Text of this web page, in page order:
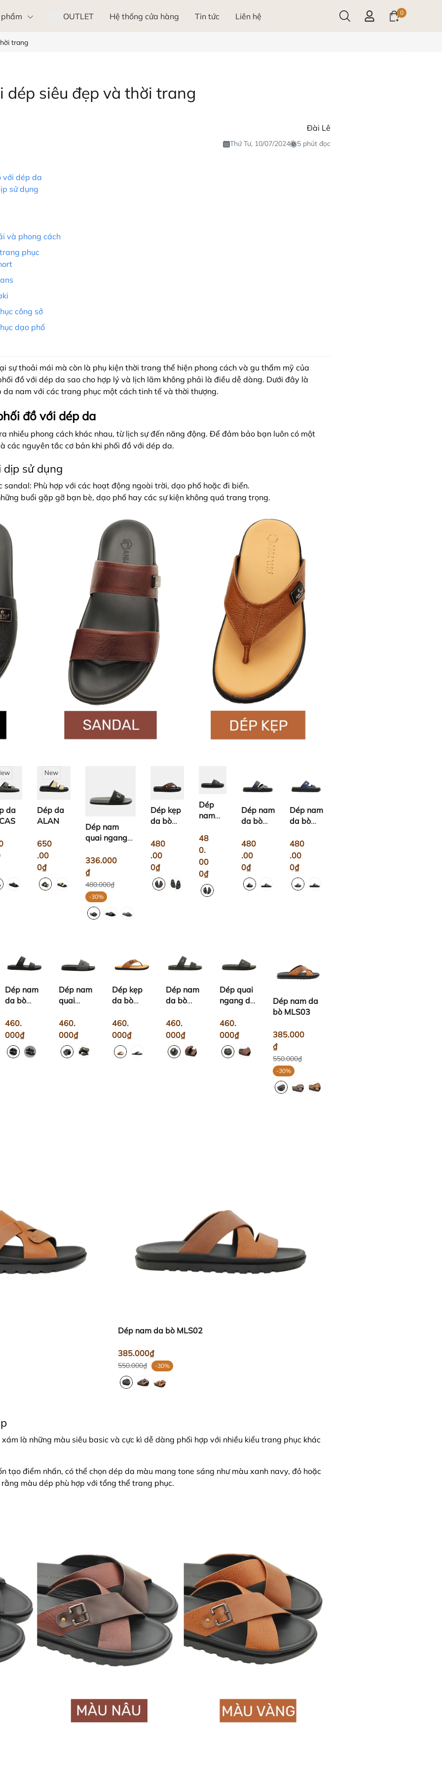
OUTLET Hệ thống cửa hàng Tin tức Liên hệ 0
trang
dép siêu đẹp và thời trang
Đài Lê
Thứ Tư, 10/07/2024 5 phút đọc
với dép da
sử dụng
và phong cách
phục
công sở
dạo phố
sự thoải mái mà còn là phụ kiện thời trang thể hiện phong cách và gu thẩm mỹ của
đồ với dép da sao cho hợp lý và lịch lãm không phải là điều dễ dàng. Dưới đây là
nam với các trang phục một cách tinh tế và thời thượng.
đồ với dép da
nhiều phong cách khác nhau, từ lịch sự đến năng động. Để đảm bảo bạn luôn có một
các nguyên tắc cơ bản khi phối đồ với dép da.
dịp sử dụng
sandal: Phù hợp với các hoạt động ngoài trời, dạo phố hoặc đi biển.
buổi gặp gỡ bạn bè, dạo phố hay các sự kiện không quá trang trọng.
da
New
Dép da
ALAN
650
.00
0₫
Dép nam
quai ngang
336.000
₫
480.000₫
-30%
Dép kẹp
da bò
480
.00
0₫
Dép
nam
quai
ngang
MLS09
48
0.
00
0₫
Dép nam
da bò
ngang
MLS08
480
.00
0₫
Dép nam
da bò
MLDS04
480
.00
0₫
Dép nam
da bò
ngang
MLDS02
460.
000₫
Dép nam
quai
MLS05
460.
000₫
Dép kẹp
da bò
460.
000₫
Dép nam
da bò
460.
000₫
Dép quai
ngang da
460.
000₫
Dép nam da
bò MLS03
385.000
₫
550.000₫
-30%
Dép nam da bò MLS02
385.000₫
550.000₫ -30%
là những màu siêu basic và cực kì dễ dàng phối hợp với nhiều kiểu trang phục khác
tạo điểm nhấn, có thể chọn dép da màu mang tone sáng như màu xanh navy, đỏ hoặc
màu dép phù hợp với tổng thể trang phục.